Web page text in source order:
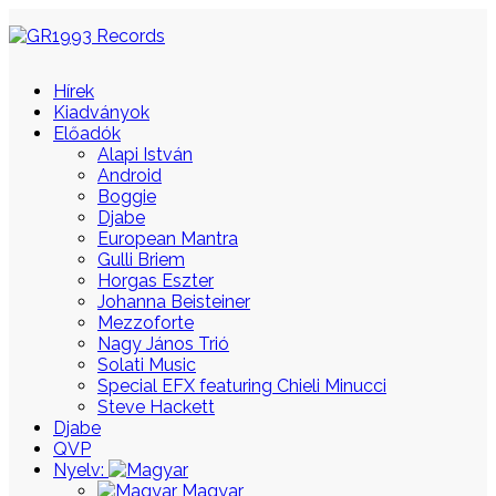
Hírek
Kiadványok
Előadók
Alapi István
Android
Boggie
Djabe
European Mantra
Gulli Briem
Horgas Eszter
Johanna Beisteiner
Mezzoforte
Nagy János Trió
Solati Music
Special EFX featuring Chieli Minucci
Steve Hackett
Djabe
QVP
Nyelv:
Magyar